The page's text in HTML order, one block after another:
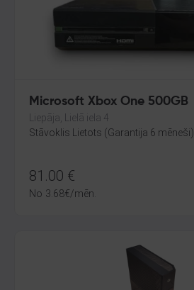
Microsoft Xbox One 500GB
Liepāja, Lielā iela 4
Stāvoklis Lietots (Garantija 6 mēneši)
81.00 €
No 3.68€/mēn.